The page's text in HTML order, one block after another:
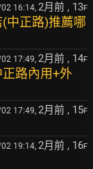
16:14, 2月前 , 13F
中正路)推薦哪
17:49, 2月前 , 14F
路內用+外
17:49, 2月前 , 15F
19:14, 2月前 , 16F